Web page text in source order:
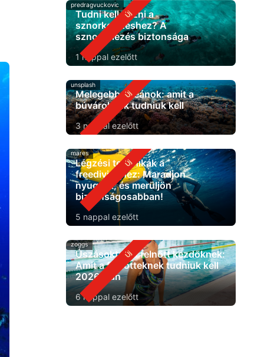
predragvuckovic
Tudni kell úszni a
sznorkelezéshez? A
sznorkelezés biztonsága
1 nappal ezelőtt
unsplash
Melegebb óceánok: amit a
búvároknak tudniuk kell
3 nappal ezelőtt
mares
Légzési technikák a
freedivinghez: Maradjon
nyugodt, és merüljön
biztonságosabban!
5 nappal ezelőtt
zoggs
Úszásoktatás felnőtt kezdőknek:
Amit a felnőtteknek tudniuk kell
2026-ban
6 nappal ezelőtt